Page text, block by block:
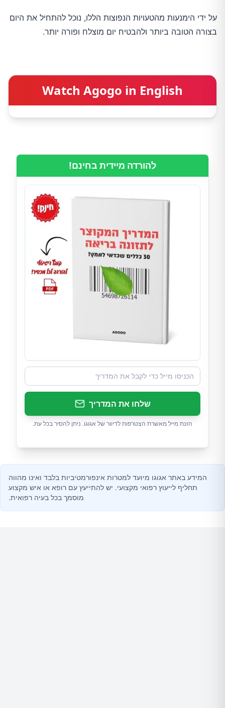
על ידי הימנעות מהטעויות הנפוצות הללו, נוכל להתחיל את היום
בצורה הטובה ביותר ולהבטיח יום מוצלח ופורה יותר.
Watch Agogo in English
להורדה מיידית בחינם!
שלחו את המדריך
הזנת מייל מאשרת הצטרפות לדיוור של אגוגו. ניתן להסיר בכל עת.
המידע באתר אגוגו מיועד למטרות אינפורמטיביות בלבד ואינו מהווה
תחליף לייעוץ רפואי מקצועי. יש להתייעץ עם רופא או איש מקצוע
מוסמך בכל בעיה רפואית.